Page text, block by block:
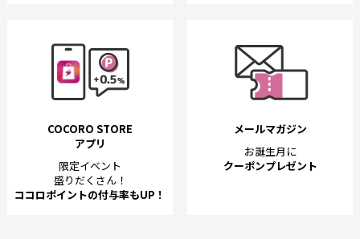
COCORO STORE
アプリ
限定イベント
盛りだくさん！
ココロポイントの付与率もUP！
メールマガジン
お誕生月に
クーポンプレゼント